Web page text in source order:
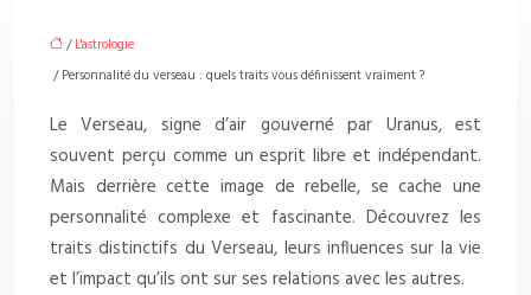
/L'astrologie
/ Personnalité du verseau : quels traits vous définissent vraiment ?
Le Verseau, signe d’air gouverné par Uranus, est
souvent perçu comme un esprit libre et indépendant.
Mais derrière cette image de rebelle, se cache une
personnalité complexe et fascinante. Découvrez les
traits distinctifs du Verseau, leurs influences sur la vie
et l’impact qu’ils ont sur ses relations avec les autres.